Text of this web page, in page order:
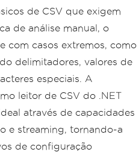
de CSV que exigem
de análise manual, o
com casos extremos, como
delimitadores, valores de
especiais. A
leitor de CSV do .NET
através de capacidades
e streaming, tornando-a
de configuração